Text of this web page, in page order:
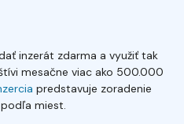
inzerát zdarma a využiť tak
mesačne viac ako 500.000
predstavuje zoradenie
miest.